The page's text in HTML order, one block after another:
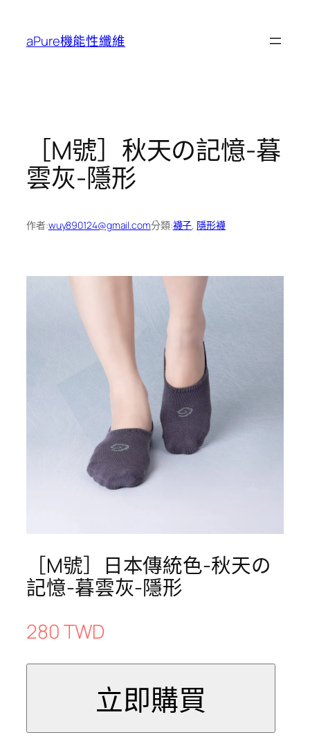
aPure機能性纖維
［M號］秋天の記憶-暮
雲灰-隱形
作者:wuy890124@gmail.com分類:襪子, 隱形襪
［M號］日本傳統色-秋天の
記憶-暮雲灰-隱形
280 TWD